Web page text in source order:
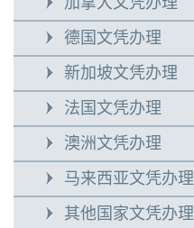
德国文凭办理
新加坡文凭办理
法国文凭办理
澳洲文凭办理
马来西亚文凭办理
其他国家文凭办理